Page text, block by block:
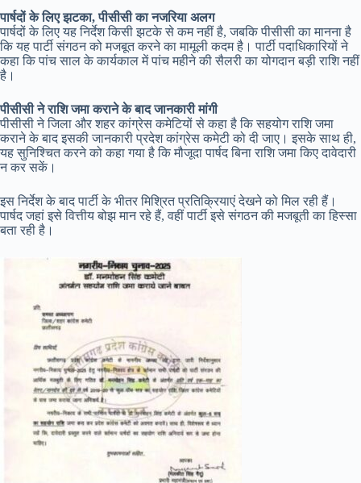
पार्षदों के लिए झटका, पीसीसी का नजरिया अलग
पार्षदों के लिए यह निर्देश किसी झटके से कम नहीं है, जबकि पीसीसी का मानना है
कि यह पार्टी संगठन को मजबूत करने का मामूली कदम है। पार्टी पदाधिकारियों ने
कहा कि पांच साल के कार्यकाल में पांच महीने की सैलरी का योगदान बड़ी राशि नहीं
है।
पीसीसी ने राशि जमा कराने के बाद जानकारी मांगी
पीसीसी ने जिला और शहर कांग्रेस कमेटियों से कहा है कि सहयोग राशि जमा
कराने के बाद इसकी जानकारी प्रदेश कांग्रेस कमेटी को दी जाए। इसके साथ ही,
यह सुनिश्चित करने को कहा गया है कि मौजूदा पार्षद बिना राशि जमा किए दावेदारी
न कर सकें।
इस निर्देश के बाद पार्टी के भीतर मिश्रित प्रतिक्रियाएं देखने को मिल रही हैं।
पार्षद जहां इसे वित्तीय बोझ मान रहे हैं, वहीं पार्टी इसे संगठन की मजबूती का हिस्सा
बता रही है।